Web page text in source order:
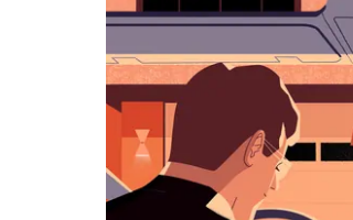
выбрать
дату.
закрыть
календарь,
нажмите
Esc.